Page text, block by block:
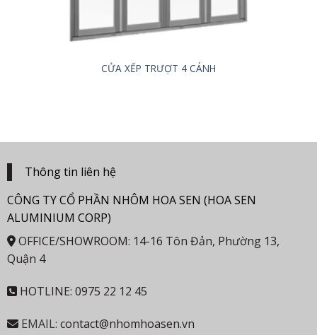
CỬA XẾP TRƯỢT 4 CÁNH
Thông tin liên hệ
CÔNG TY CỔ PHẦN NHÔM HOA SEN (HOA SEN
ALUMINIUM CORP)
OFFICE/SHOWROOM: 14-16 Tôn Đản, Phường 13,
Quận 4
HOTLINE: 0975 22 12 45
EMAIL: contact@nhomhoasen.vn